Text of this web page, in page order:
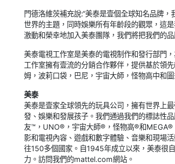
門德洛維茨補充說:“美泰是壹個全球知名品牌
世界的主題，同時娛樂所有年齡段的觀眾，這
激動和榮幸地加入美泰團隊，我們將把我們的
美泰電視工作室是美泰的電視制作和發行部門
工作室擁有壹流的分銷合作夥伴，提供基於領
姆，波莉口袋，巴尼，宇宙大師，怪物高中和
美泰
美泰是壹家全球領先的玩具公司，擁有世界上
發、娛樂和發展孩子。我們通過我們的標誌性
友™，UNO®，宇宙大師®，怪物高®和MEGA®
影和電視內容、遊戲和數字體驗、音樂和現場
往150多個國家。自1945年成立以來，美泰很
力。訪問我們的mattel.com網站。